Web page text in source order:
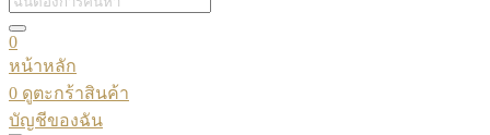
0
หน้าหลัก
0 ดูตะกร้าสินค้า
บัญชีของฉัน